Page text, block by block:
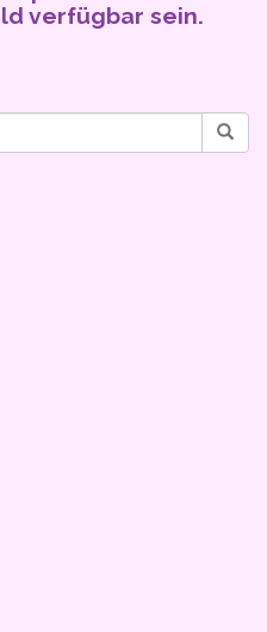
verfügbar sein.